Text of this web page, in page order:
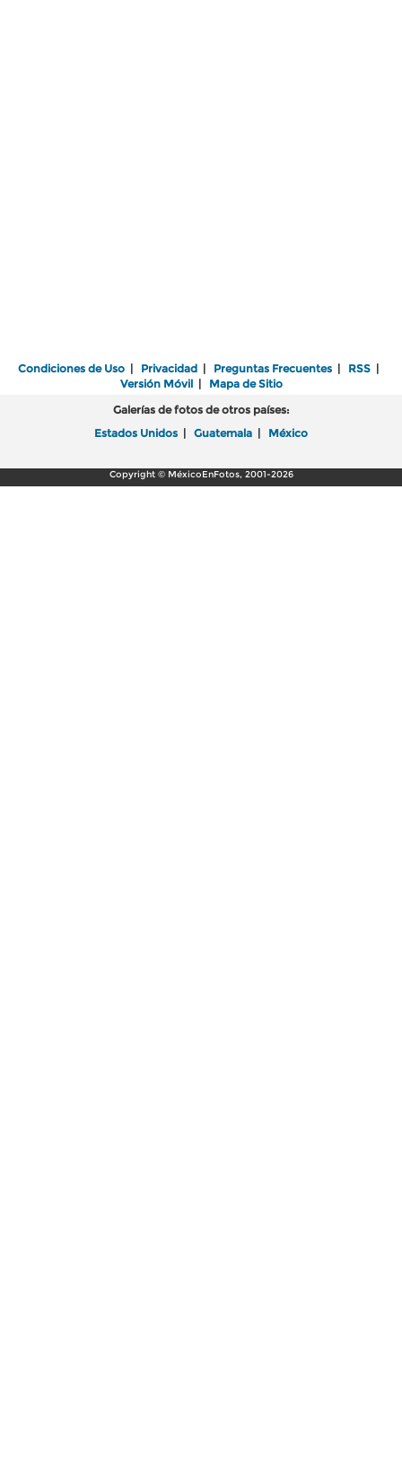
Condiciones de Uso | Privacidad | Preguntas Frecuentes | RSS |
Versión Móvil| Mapa de Sitio
Galerías de fotos de otros países:
Estados Unidos | Guatemala | México
Copyright © MéxicoEnFotos, 2001-2026